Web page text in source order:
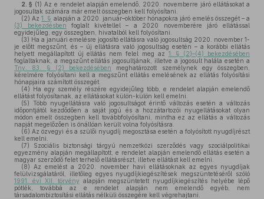
2. § (1) Az e rendelet alapján emelendő, 2020. novemberre járó ellátásokat a
jogosultak számára már emelt összegben kell folyósítani.
(2) Az1. § alapján a 2020. január–október hónapokra járó emelés összegét – a
(3) bekezdésben foglalt kivétellel – a 2020 novemberére járó ellátással
egyidejűleg, egy összegben, hivatalból kell folyósítani.
(3) Ha a januári emelésre jogosító ellátásra való jogosultság 2020. november 1-
je előtt megszűnt, és – új ellátásra való jogosultság esetén – a korábbi ellátás
helyett megállapított új ellátás nem felel meg az 1. § (2)–(4) bekezdésében
foglaltaknak, a megszűnt ellátás jogosultjának, illetve a jogosult halála esetén a
Tny. 83. § (2) bekezdésében meghatározott személynek egy összegben,
kérelmére folyósítani kell a megszűnt ellátás emelésének az ellátás folyósítási
hónapjaira számított összegét.
(4) Ha egy személy részére egyidejűleg több, e rendelet alapján emelendő
ellátást folyósítanak, az ellátásokat külön-külön kell emelni.
(5) Több nyugellátásra való jogosultságot érintő változás esetén a változás
időpontjától kezdődően a saját jogú és a hozzátartozói nyugellátásokat olyan
módon emelt összegben kell továbbfolyósítani, mintha ez az ellátás a változás
napját megelőzően is önállóan került volna folyósításra.
(6) Az özvegyi és a szülői nyugdíj megosztása esetén a folyósított nyugdíjrészt
kell emelni.
(7) Szociális biztonsági tárgyú nemzetközi szerződés vagy szociálpolitikai
egyezmény alapján megállapított, e rendelet alapján emelendő ellátás esetén a
magyar szerződő felet terhelő ellátásrészt, illetve ellátást kell emelni.
(8) Az emelést a 2020. november havi ellátásoknak az egyes nyugdíjak
felülvizsgálatáról, illetőleg egyes nyugdíjkiegészítések megszüntetéséről szóló
1991. évi XII. törvény alapján megszüntetett nyugdíjkiegészítés helyébe lépő
pótlék, továbbá az e rendelet alapján nem emelendő egyéb, nem
társadalombiztosítási ellátás nélküli összegére kell végrehajtani.